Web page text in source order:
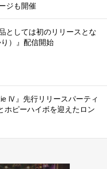
ジも開催
としては初のリリースとな
）』配信開始
Ⅳ』先行リリースパーティ
ホピーハイボを迎えたロン